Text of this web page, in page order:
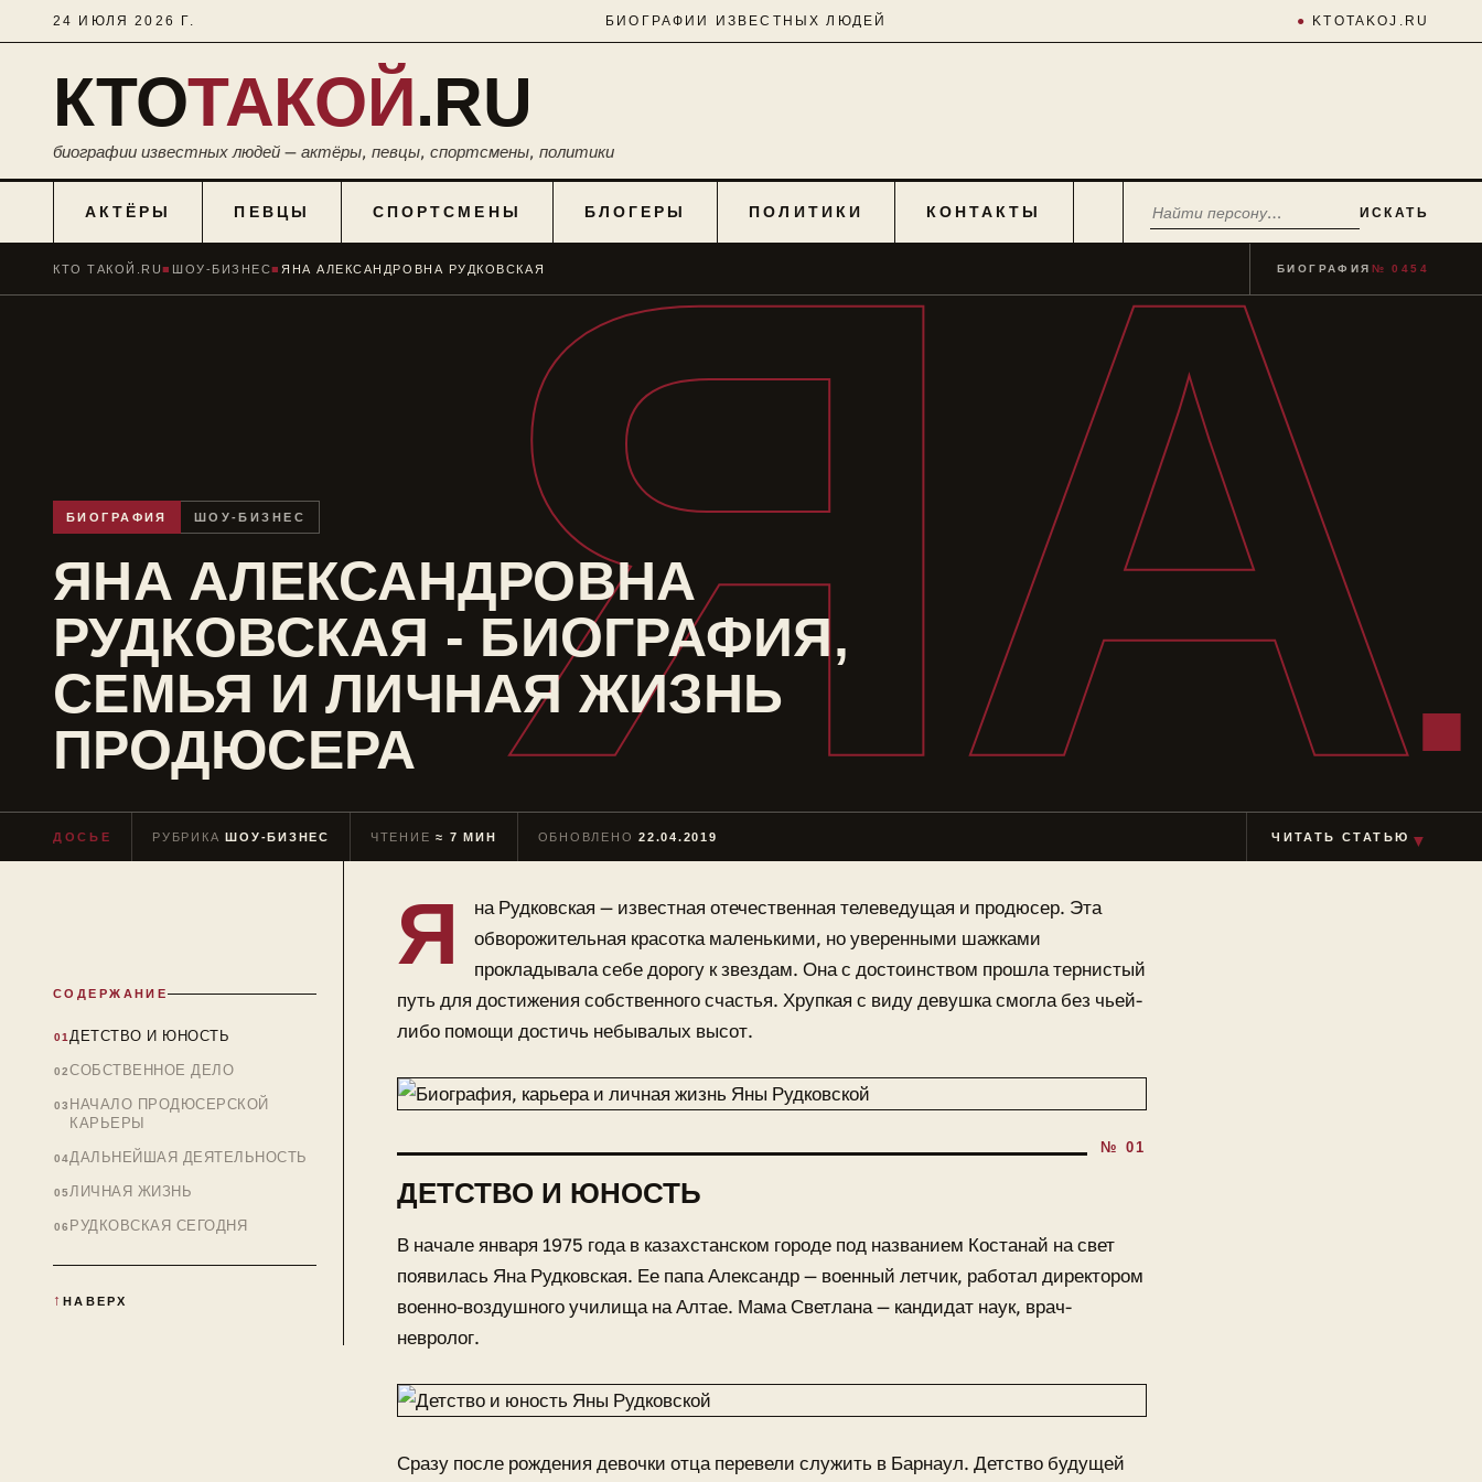
24 ИЮЛЯ 2026 Г. БИОГРАФИИ ИЗВЕСТНЫХ ЛЮДЕЙ ● KTOTAKOJ.RU
КТОТАКОЙ.RU
биографии известных людей — актёры, певцы, спортсмены, политики
АКТЁРЫ ПЕВЦЫ СПОРТСМЕНЫ БЛОГЕРЫ ПОЛИТИКИ КОНТАКТЫ ИСКАТЬ
ЯА
КТО ТАКОЙ.RU■ ШОУ-БИЗНЕС■ ЯНА АЛЕКСАНДРОВНА РУДКОВСКАЯ БИОГРАФИЯ № 0454
БИОГРАФИЯ ШОУ-БИЗНЕС
ЯНА АЛЕКСАНДРОВНА
РУДКОВСКАЯ - БИОГРАФИЯ,
СЕМЬЯ И ЛИЧНАЯ ЖИЗНЬ
ПРОДЮСЕРА
ДОСЬЕ РУБРИКАШОУ-БИЗНЕС ЧТЕНИЕ≈ 7 МИН ОБНОВЛЕНО22.04.2019 ЧИТАТЬ СТАТЬЮ ▼
СОДЕРЖАНИЕ
ДЕТСТВО И ЮНОСТЬ
СОБСТВЕННОЕ ДЕЛО
НАЧАЛО ПРОДЮСЕРСКОЙ
КАРЬЕРЫ
ДАЛЬНЕЙШАЯ ДЕЯТЕЛЬНОСТЬ
ЛИЧНАЯ ЖИЗНЬ
РУДКОВСКАЯ СЕГОДНЯ
НАВЕРХ
Я
на Рудковская — известная отечественная телеведущая и продюсер. Эта
обворожительная красотка маленькими, но уверенными шажками
прокладывала себе дорогу к звездам. Она с достоинством прошла тернистый
путь для достижения собственного счастья. Хрупкая с виду девушка смогла без чьей-
либо помощи достичь небывалых высот.
ДЕТСТВО И ЮНОСТЬ
В начале января 1975 года в казахстанском городе под названием Костанай на свет
появилась Яна Рудковская. Ее папа Александр — военный летчик, работал директором
военно-воздушного училища на Алтае. Мама Светлана — кандидат наук, врач-
невролог.
Сразу после рождения девочки отца перевели служить в Барнаул. Детство будущей